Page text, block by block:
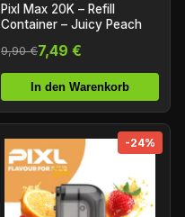
Pixl Max 20K – Refill
Container – Juicy Peach
9,90 €7,49 €
In den Warenkorb
-24%